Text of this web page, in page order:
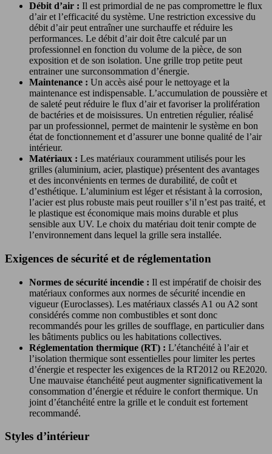
Débit d’air : Il est primordial de ne pas compromettre le flux
d’air et l’efficacité du système. Une restriction excessive du
débit d’air peut entraîner une surchauffe et réduire les
performances. Le débit d’air doit être calculé par un
professionnel en fonction du volume de la pièce, de son
exposition et de son isolation. Une grille trop petite peut
entrainer une surconsommation d’énergie.
Maintenance : Un accès aisé pour le nettoyage et la
maintenance est indispensable. L’accumulation de poussière et
de saleté peut réduire le flux d’air et favoriser la prolifération
de bactéries et de moisissures. Un entretien régulier, réalisé
par un professionnel, permet de maintenir le système en bon
état de fonctionnement et d’assurer une bonne qualité de l’air
intérieur.
Matériaux : Les matériaux couramment utilisés pour les
grilles (aluminium, acier, plastique) présentent des avantages
et des inconvénients en termes de durabilité, de coût et
d’esthétique. L’aluminium est léger et résistant à la corrosion,
l’acier est plus robuste mais peut rouiller s’il n’est pas traité, et
le plastique est économique mais moins durable et plus
sensible aux UV. Le choix du matériau doit tenir compte de
l’environnement dans lequel la grille sera installée.
Exigences de sécurité et de réglementation
Normes de sécurité incendie : Il est impératif de choisir des
matériaux conformes aux normes de sécurité incendie en
vigueur (Euroclasses). Les matériaux classés A1 ou A2 sont
considérés comme non combustibles et sont donc
recommandés pour les grilles de soufflage, en particulier dans
les bâtiments publics ou les habitations collectives.
Réglementation thermique (RT) : L’étanchéité à l’air et
l’isolation thermique sont essentielles pour limiter les pertes
d’énergie et respecter les exigences de la RT2012 ou RE2020.
Une mauvaise étanchéité peut augmenter significativement la
consommation d’énergie et réduire le confort thermique. Un
joint d’étanchéité entre la grille et le conduit est fortement
recommandé.
Styles d’intérieur